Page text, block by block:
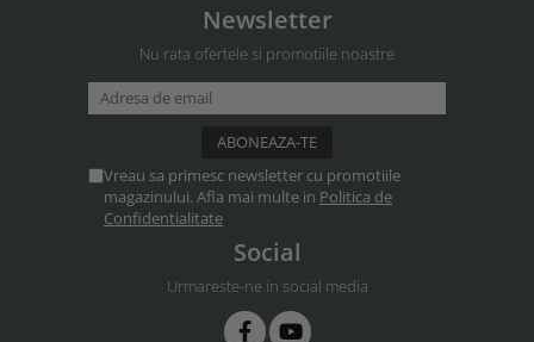
Newsletter
Nu rata ofertele si promotiile noastre
Vreau sa primesc newsletter cu promotiile
magazinului. Afla mai multe in Politica de
Confidentialitate
Social
Urmareste-ne in social media